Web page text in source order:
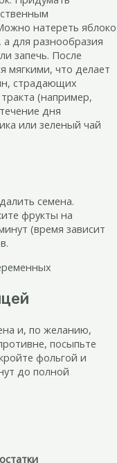
натереть яблоко
для разнообразия
запечь. После
мягкими, что делает
страдающих
(например,
дня
или зеленый чай
семена.
фрукты на
(время зависит
и, по желанию,
посыпьте
фольгой и
до полной